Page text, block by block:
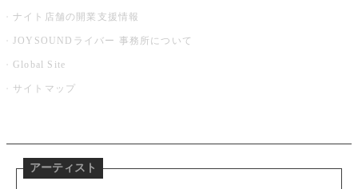
ナイト店舗の開業支援情報
JOYSOUNDライバー 事務所について
Global Site
サイトマップ
アーティスト